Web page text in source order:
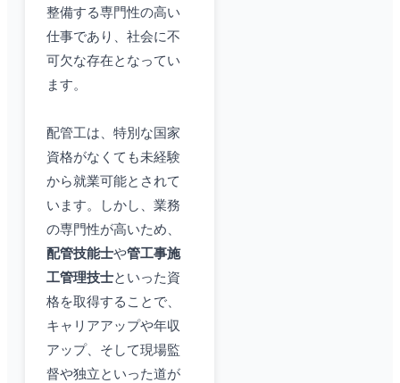
整備する専門性の高い
仕事であり、社会に不
可欠な存在となってい
ます。
配管工は、特別な国家
資格がなくても未経験
から就業可能とされて
います。しかし、業務
の専門性が高いため、
配管技能士や管工事施
工管理技士といった資
格を取得することで、
キャリアアップや年収
アップ、そして現場監
督や独立といった道が